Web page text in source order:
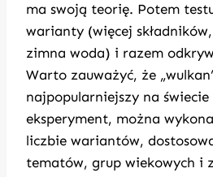
ma swoją teorię. Potem
warianty (więcej
zimna woda) i razem
Warto zauważyć, że
najpopularniejszy na świecie
eksperyment, można
liczbie wariantów,
tematów, grup wiekowych i